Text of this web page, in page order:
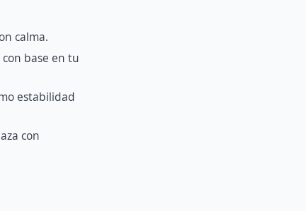
calma.
base en tu
estabilidad
con